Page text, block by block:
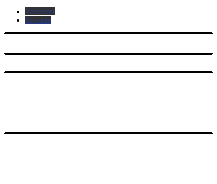
Précédent
Suivante